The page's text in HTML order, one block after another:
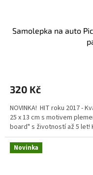
Samolepka na auto
320 Kč
NOVINKA! HIT roku 2017 -
25 x 13 cm s motivem
board" s životností až 5 let!
Novinka